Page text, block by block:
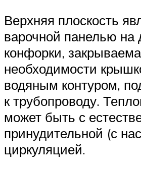
Верхняя плоскость
варочной панелью на
конфорки,
необходимости
водяным контуром,
к трубопроводу.
может быть с
принудительной (с
циркуляцией.